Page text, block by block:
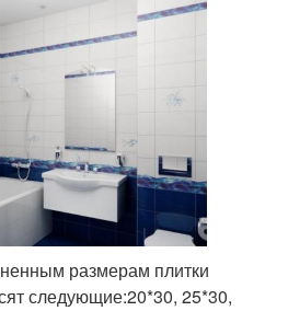
размерам плитки
следующие:20*30, 25*30,